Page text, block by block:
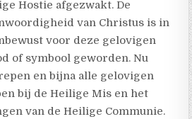
Hostie afgezwakt. De
van Christus is in
voor deze gelovigen
of symbool geworden. Nu
en bijna alle gelovigen
bij de Heilige Mis en het
van de Heilige Communie.